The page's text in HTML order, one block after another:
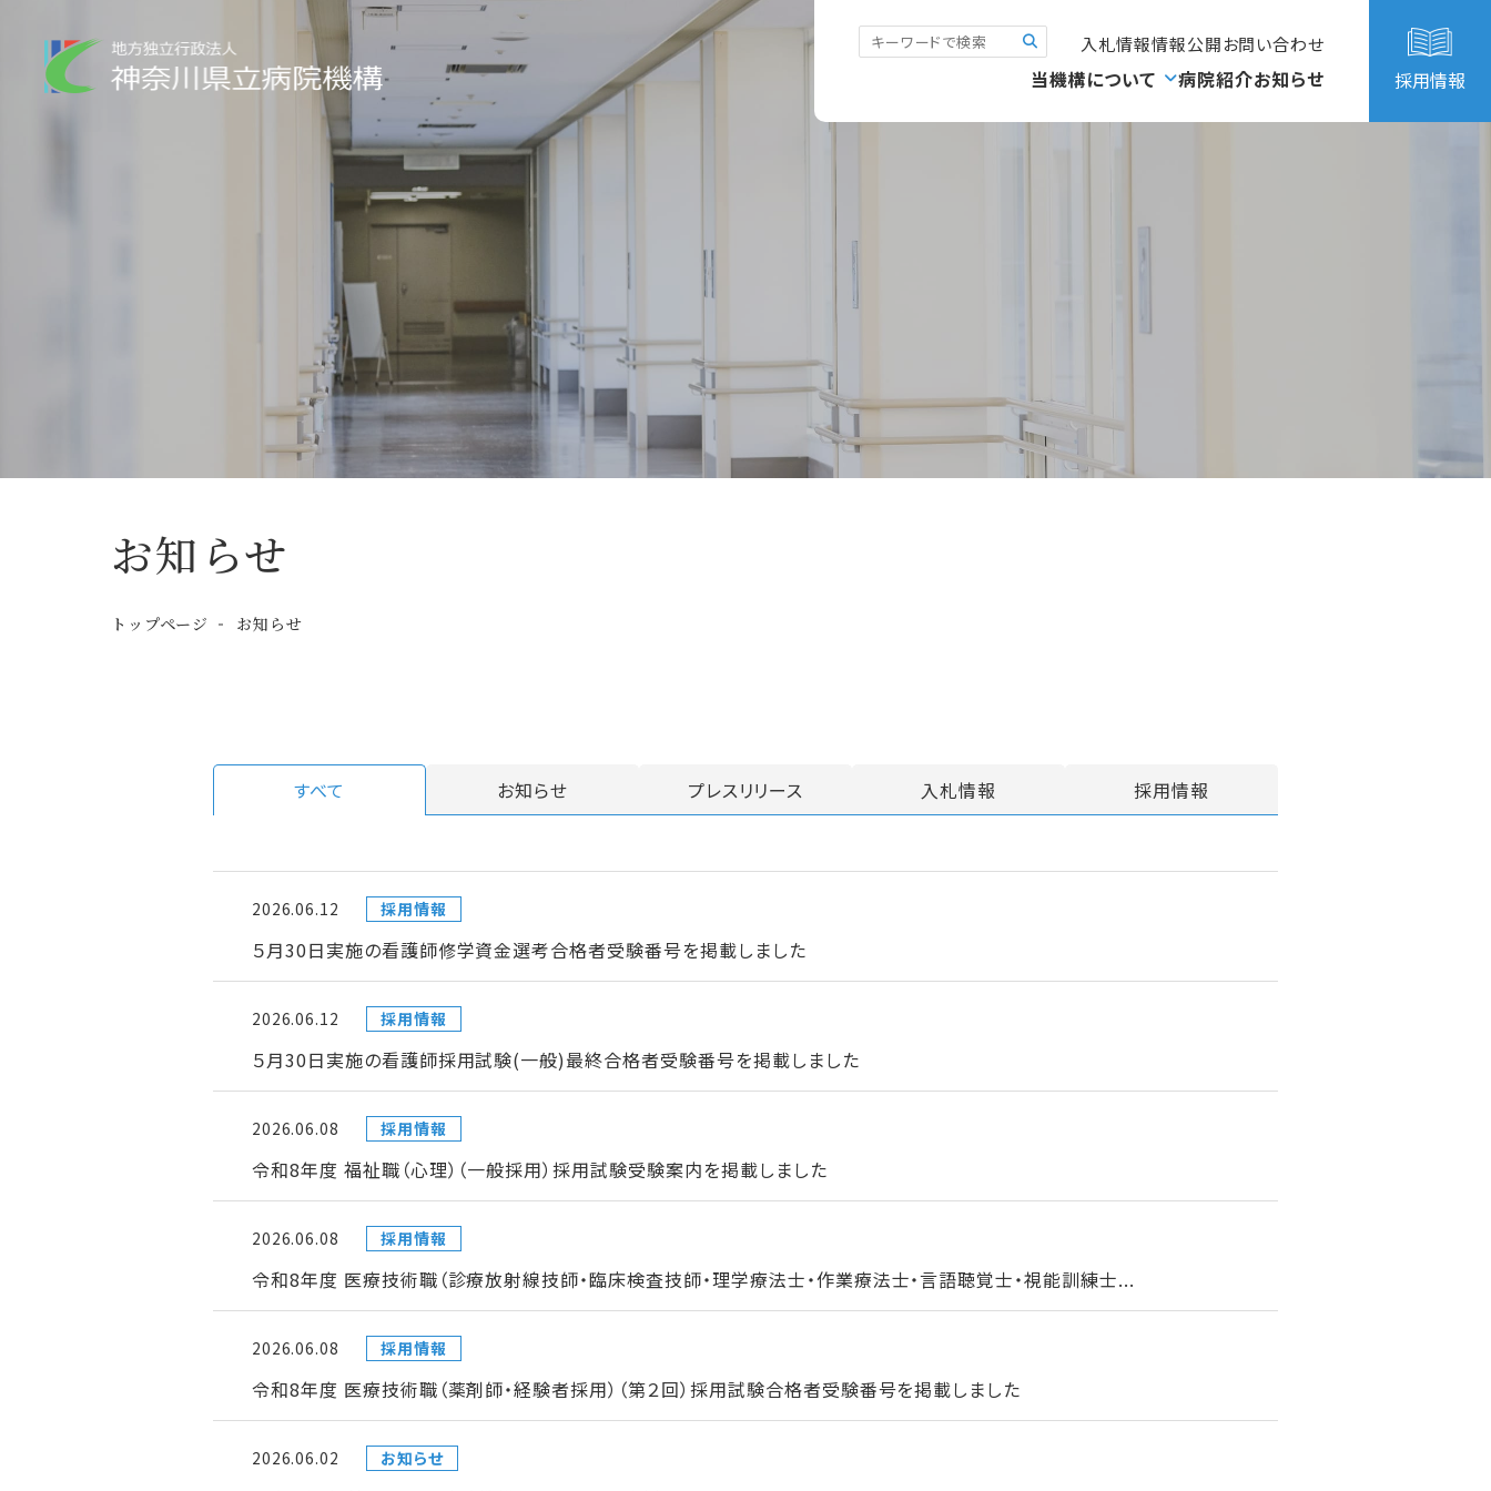
入札情報情報公開お問い合わせ
当機構について 病院紹介お知らせ 採用情報
お知らせ
トップページ お知らせ
すべて お知らせ プレスリリース 入札情報 採用情報
2026.06.12 採用情報
５月30日実施の看護師修学資金選考合格者受験番号を掲載しました
2026.06.12 採用情報
５月30日実施の看護師採用試験(一般)最終合格者受験番号を掲載しました
2026.06.08 採用情報
令和8年度 福祉職（心理）（一般採用）採用試験受験案内を掲載しました
2026.06.08 採用情報
令和8年度 医療技術職（診療放射線技師・臨床検査技師・理学療法士・作業療法士・言語聴覚士・視能訓練士...
2026.06.08 採用情報
令和8年度 医療技術職（薬剤師・経験者採用）（第２回）採用試験合格者受験番号を掲載しました
2026.06.02 お知らせ